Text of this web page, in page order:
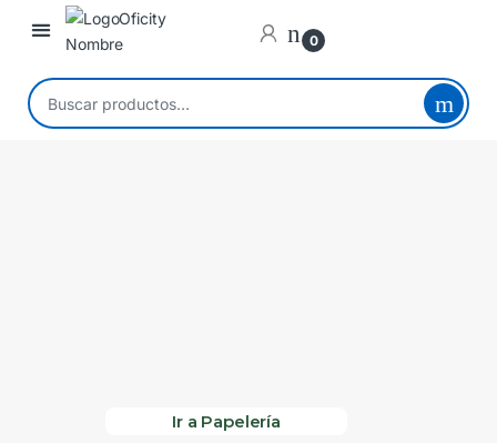
0
Ir a Papelería